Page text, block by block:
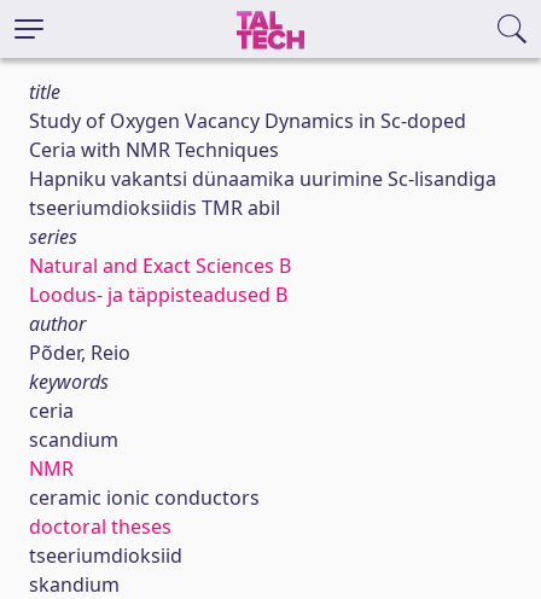
title
Study of Oxygen Vacancy Dynamics in Sc-doped
Ceria with NMR Techniques
Hapniku vakantsi dünaamika uurimine Sc-lisandiga
tseeriumdioksiidis TMR abil
series
Natural and Exact Sciences B
Loodus- ja täppisteadused B
author
Põder, Reio
keywords
ceria
scandium
NMR
ceramic ionic conductors
doctoral theses
tseeriumdioksiid
skandium